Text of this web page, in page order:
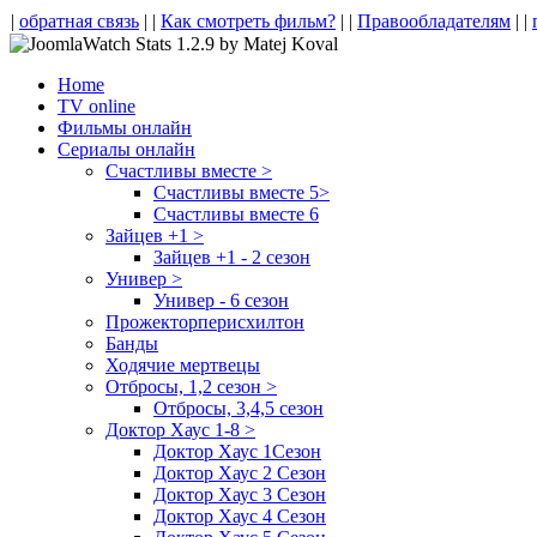
| обратная связь | | Как смотреть фильм? | | Правообладателям | |
Home
TV online
Фильмы онлайн
Сериалы онлайн
Счастливы вместе >
Счастливы вместе 5>
Счастливы вместе 6
Зайцев +1 >
Зайцев +1 - 2 сезон
Универ >
Универ - 6 сезон
Прожекторперисхилтон
Банды
Ходячие мертвецы
Отбросы, 1,2 сезон >
Отбросы, 3,4,5 сезон
Доктор Хаус 1-8 >
Доктор Хаус 1Сезон
Доктор Хаус 2 Сезон
Доктор Хаус 3 Сезон
Доктор Хаус 4 Сезон